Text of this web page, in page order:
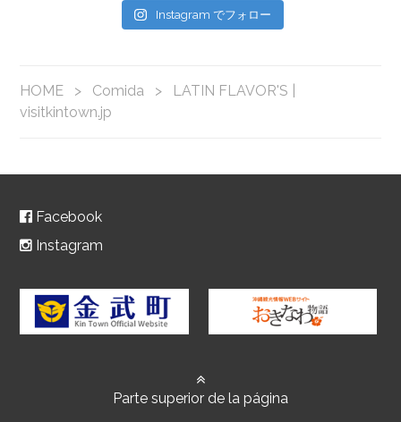
Instagram でフォロー
HOME > Comida >
LATIN FLAVOR'S |
visitkintown.jp
Facebook
Instagram
Parte superior de la página